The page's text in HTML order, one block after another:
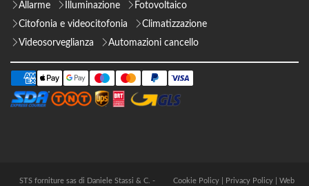
Allarme
Illuminazione
Fotovoltaico
Citofonia e videocitofonia
Climatizzazione
Videosorveglianza
Automazioni cancello
STS forniture sas di Daniele Stassi & C. - Cookie Policy| Privacy Policy| Web